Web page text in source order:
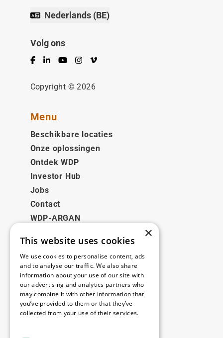
Nederlands (BE)
Volg ons
Facebook
LinkedInYouTubeInstagram
Vimeo
Copyright © 2026
Menu
Beschikbare locaties
Onze oplossingen
Ontdek WDP
Investor Hub
Jobs
Contact
WDP-ARGAN
Juridisch
Disclaimer
Privacybeleid
Cookie Policy
×
This website uses cookies
We use cookies to personalise content, ads
and to analyse our traffic. We also share
information about your use of our site with
our advertising and analytics partners who
may combine it with other information that
you’ve provided to them or that they’ve
collected from your use of their services.